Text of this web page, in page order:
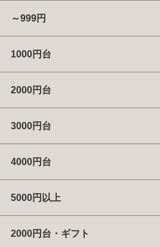
～999円
1000円台
2000円台
3000円台
4000円台
5000円以上
2000円台・ギフト